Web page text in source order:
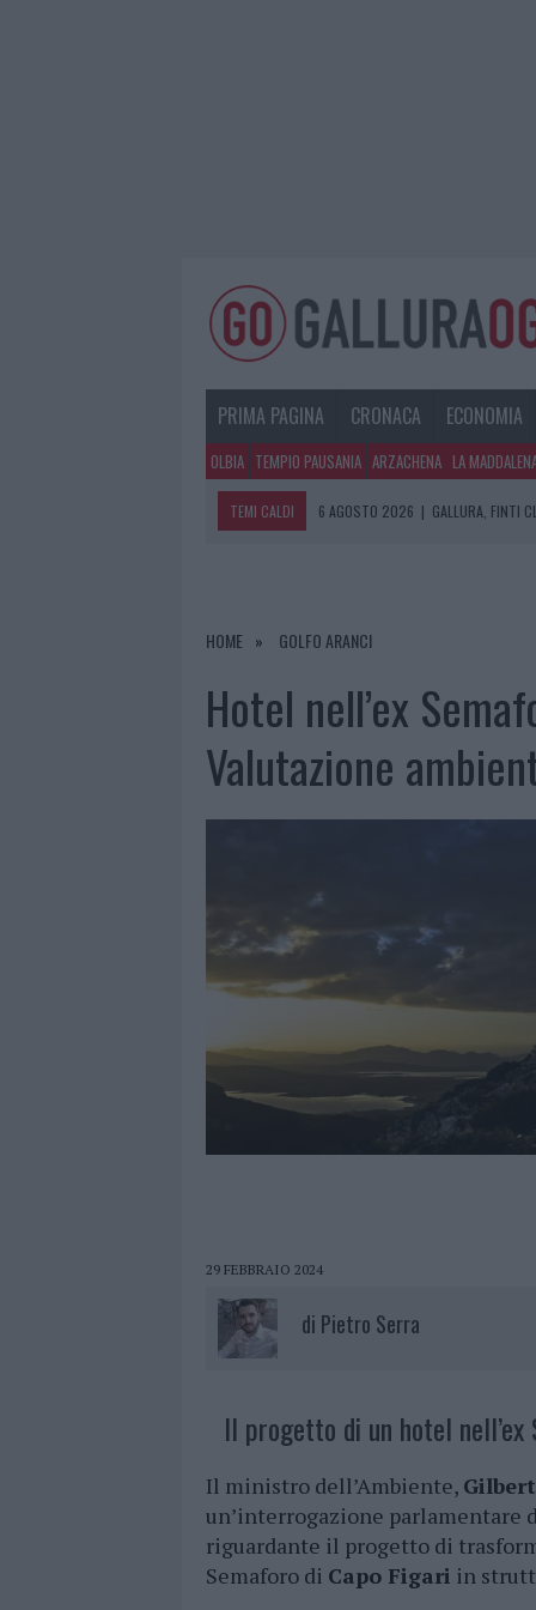
PRIMA PAGINA CRONACA ECONOMIA
OLBIA TEMPIO PAUSANIA ARZACHENA LA
TEMI CALDI 6 AGOSTO 2026 | GALLURA, FINTI
6 AGOSTO 2026
| ANDREA MURA CONQUISTA
HOME GOLFO ARANCI
Hotel nell’ex
Valutazione
29 FEBBRAIO 2024
di Pietro Serra
Il progetto di un hotel
Il ministro dell’Ambiente,
un’interrogazione parlamentare
riguardante il progetto di
Semaforo di Capo Figari in